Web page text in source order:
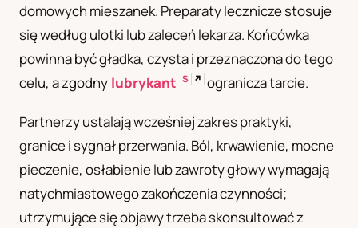
domowych mieszanek. Preparaty lecznicze stosuje
się według ulotki lub zaleceń lekarza. Końcówka
powinna być gładka, czysta i przeznaczona do tego
celu, a zgodny lubrykant S ↗ ogranicza tarcie.
Partnerzy ustalają wcześniej zakres praktyki,
granice i sygnał przerwania. Ból, krwawienie, mocne
pieczenie, osłabienie lub zawroty głowy wymagają
natychmiastowego zakończenia czynności;
utrzymujące się objawy trzeba skonsultować z